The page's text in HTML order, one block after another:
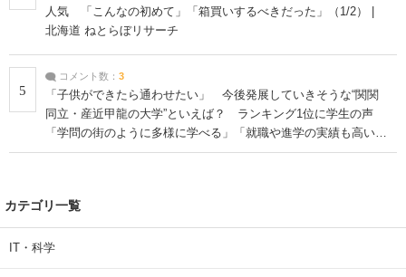
人気 「こんなの初めて」「箱買いするべきだった」（1/2） |
北海道 ねとらぼリサーチ
5
コメント数： 3
「子供ができたら通わせたい」 今後発展していきそうな“関関
同立・産近甲龍の大学”といえば？ ランキング1位に学生の声
「学問の街のように多様に学べる」「就職や進学の実績も高い」
| 大学 ねとらぼリサーチ
カテゴリ一覧
IT・科学